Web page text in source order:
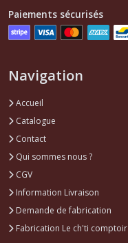
moteur
AX
(1)
Pièces
Moteur
AX
(1)
Joints
accessoires
moteur
Paiements sécurisés
Navigation
Accueil
Catalogue
Contact
Qui sommes nous ?
CGV
Information Livraison
Demande de fabrication
Fabrication Le ch'ti comptoir